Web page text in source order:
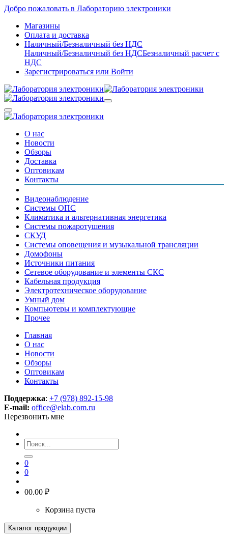
Добро пожаловать в Лабораторию электроники
Магазины
Оплата и доставка
Наличный/Безналичный без НДС
Наличный/Безналичный без НДСБезналичный расчет с
НДС
Зарегистрироваться или Войти
О нас
Новости
Обзоры
Доставка
Оптовикам
Контакты
Видеонаблюдение
Системы ОПС
Климатика и альтернативная энергетика
Системы пожаротушения
СКУД
Системы оповещения и музыкальной трансляции
Домофоны
Источники питания
Сетевое оборудование и элементы СКС
Кабельная продукция
Электротехническое оборудование
Умный дом
Компьютеры и комплектующие
Прочее
Главная
О нас
Новости
Обзоры
Оптовикам
Контакты
Поддержка: +7 (978) 892-15-98
E-mail: office@elab.com.ru
Перезвонить мне
0
0
00.00 ₽
Корзина пуста
Каталог продукции